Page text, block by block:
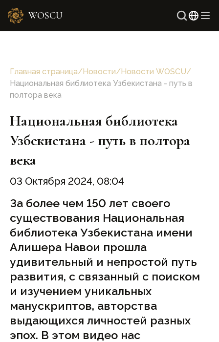
WOSCU
Главная страница/Новости/Новости WOSCU/
Национальная библиотека Узбекистана - путь в
полтора века
Национальная библиотека
Узбекистана - путь в полтора
века
03 Октября 2024, 08:04
За более чем 150 лет своего
существования Национальная
библиотека Узбекистана имени
Алишера Навои прошла
удивительный и непростой путь
развития, с связанный с поиском
и изучением уникальных
манускриптов, авторства
выдающихся личностей разных
эпох. В этом видео нас